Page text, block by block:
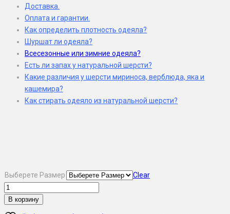
Доставка.
Оплата и гарантии.
Как определить плотность одеяла?
Шуршат ли одеяла?
Всесезонные или зимние одеяла?
Есть ли запах у натуральной шерсти?
Какие различия у шерсти мириноса, верблюда, яка и
кашемира?
Как стирать одеяло из натуральной шерсти?
Выберете Размер Clear
В корзину